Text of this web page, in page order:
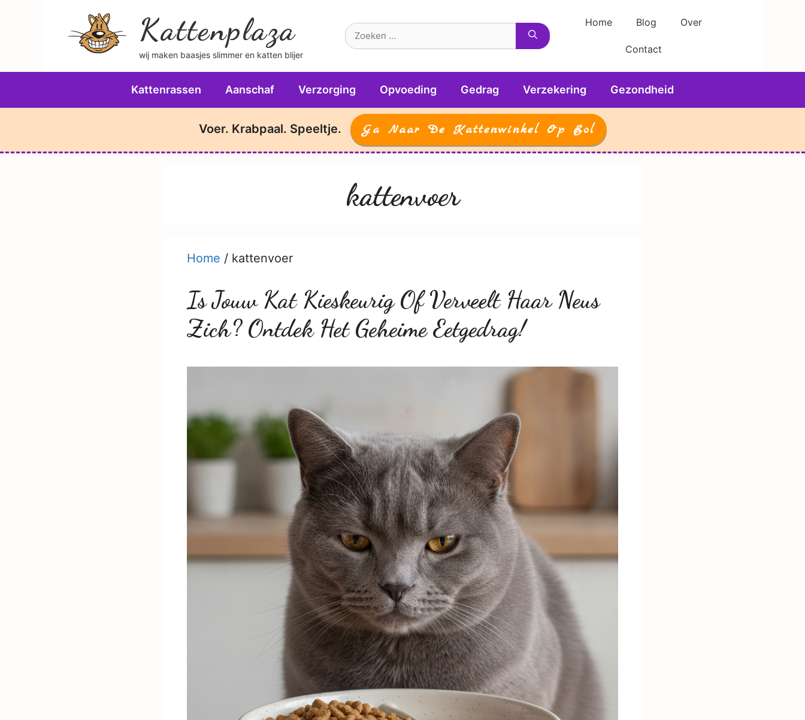
Kattenplaza
wij maken baasjes slimmer en katten blijer
Home Blog Over
Contact
Kattenrassen Aanschaf Verzorging Opvoeding Gedrag Verzekering Gezondheid
Voer. Krabpaal. Speeltje. Ga Naar De Kattenwinkel Op Bol
kattenvoer
Home / kattenvoer
Is Jouw Kat Kieskeurig Of Verveelt Haar Neus
Zich? Ontdek Het Geheime Eetgedrag!